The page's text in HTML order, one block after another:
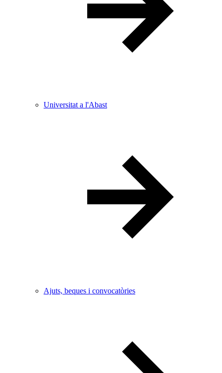
Universitat a l'Abast
Ajuts, beques i convocatòries